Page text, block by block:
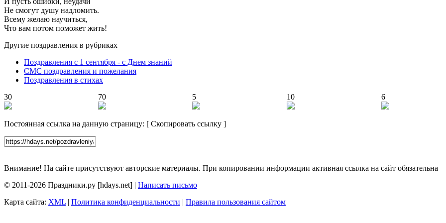
Не смогут душу надломить.
Всему желаю научиться,
Что вам потом поможет жить!
Другие поздравления в рубриках
Поздравления с 1 сентября - с Днем знаний
СМС поздравления и пожелания
Поздравления в стихах
30
70 5 10 6
Постоянная ссылка на данную страницу: [ Скопировать ссылку ]
Внимание! На сайте присутствуют авторские материалы. При копировании информации активная ссылка на сайт обязательна
© 2011-2026 Праздники.ру [hdays.net] | Написать письмо
Карта сайта: XML | Политика конфиденциальности | Правила пользования сайтом